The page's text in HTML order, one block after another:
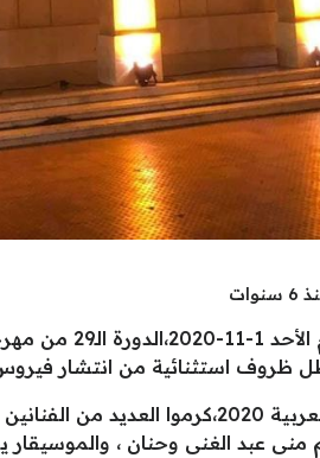
سنوات
ظروف استثنائية من انتشار
القائمون على مهرجان الموسيقى
منى عبد الغنى وحنان ،